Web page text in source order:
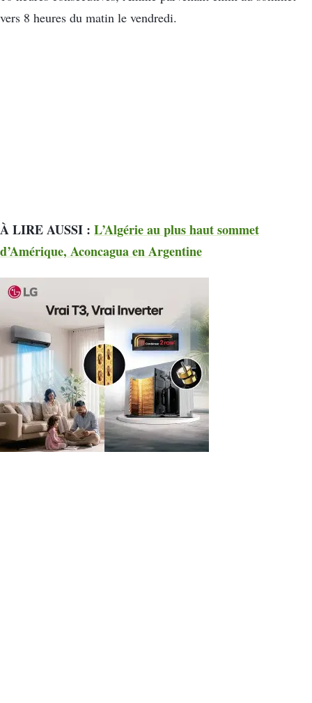
vers 8 heures du matin le vendredi.
À LIRE AUSSI : L’Algérie au plus haut sommet
d’Amérique, Aconcagua en Argentine